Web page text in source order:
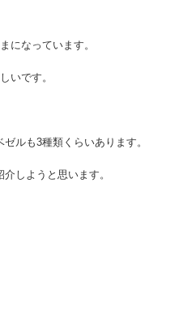
になっています。
いです。
ルも3種類くらいあります。
しようと思います。